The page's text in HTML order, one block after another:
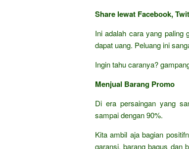
Share lewat Facebook,
Ini adalah cara yang paling
dapat uang. Peluang ini
Ingin tahu caranya?
Menjual Barang Promo
Di era persaingan yang
sampai dengan 90%.
Kita ambil aja bagian
garansi, barang bagus dan